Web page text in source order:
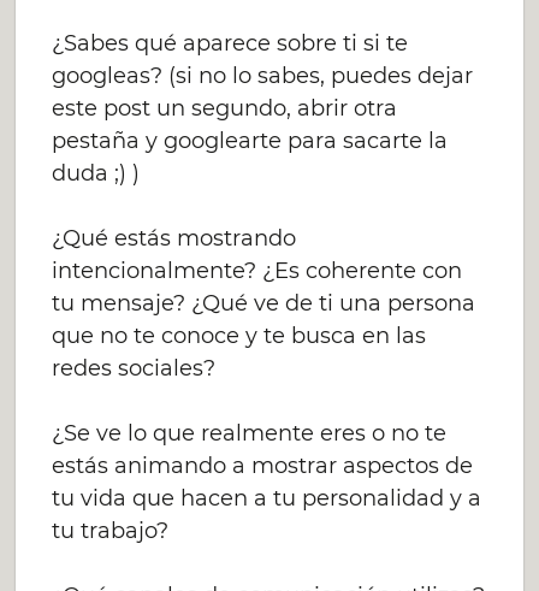
¿Sabes qué aparece sobre ti si te
googleas? (si no lo sabes, puedes dejar
este post un segundo, abrir otra
pestaña y googlearte para sacarte la
duda ;) )
¿Qué estás mostrando
intencionalmente? ¿Es coherente con
tu mensaje? ¿Qué ve de ti una persona
que no te conoce y te busca en las
redes sociales?
¿Se ve lo que realmente eres o no te
estás animando a mostrar aspectos de
tu vida que hacen a tu personalidad y a
tu trabajo?